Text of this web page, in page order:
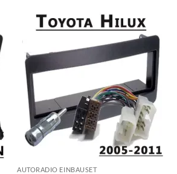
AUTORADIO EINBAUSET